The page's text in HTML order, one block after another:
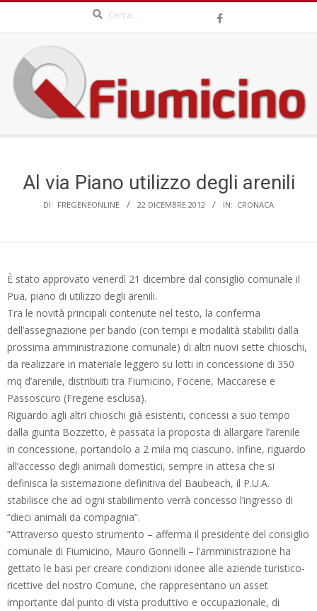
content
QFIUMICINO.COM
Al via Piano utilizzo degli arenili
DI: FREGENEONLINE 22 DICEMBRE 2012 IN: CRONACA
È stato approvato venerdì 21 dicembre dal consiglio comunale il
Pua, piano di utilizzo degli arenili.
Tra le novità principali contenute nel testo, la conferma
dell’assegnazione per bando (con tempi e modalità stabiliti dalla
prossima amministrazione comunale) di altri nuovi sette chioschi,
da realizzare in materiale leggero su lotti in concessione di 350
mq d’arenile, distribuiti tra Fiumicino, Focene, Maccarese e
Passoscuro (Fregene esclusa).
Riguardo agli altri chioschi già esistenti, concessi a suo tempo
dalla giunta Bozzetto, è passata la proposta di allargare l’arenile
in concessione, portandolo a 2 mila mq ciascuno. Infine, riguardo
all’accesso degli animali domestici, sempre in attesa che si
definisca la sistemazione definitiva del Baubeach, il P.U.A.
stabilisce che ad ogni stabilimento verrà concesso l’ingresso di
“dieci animali da compagnia”.
“Attraverso questo strumento – afferma il presidente del consiglio
comunale di Fiumicino, Mauro Gonnelli – l’amministrazione ha
gettato le basi per creare condizioni idonee alle aziende turistico-
ricettive del nostro Comune, che rappresentano un asset
importante dal punto di vista produttivo e occupazionale, di